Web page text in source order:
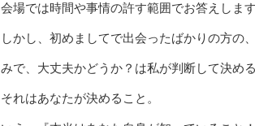
会場では時間や事情の許す範囲でお答えします
しかし、初めましてで出会ったばかりの方の
みで、大丈夫かどうか？は私が判断して決め
それはあなたが決めること。